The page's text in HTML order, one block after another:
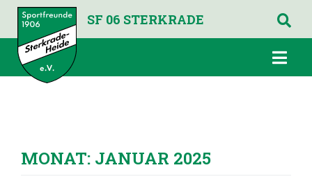
SF 06 STERKRADE
MONAT: JANUAR 2025